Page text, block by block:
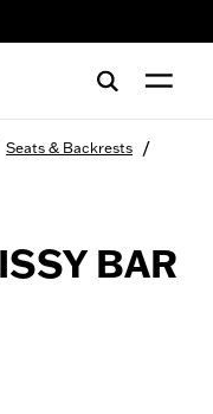
Seats & Backrests /
BAR